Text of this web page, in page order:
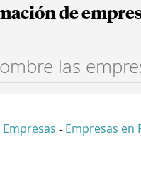
de
- Empresas en